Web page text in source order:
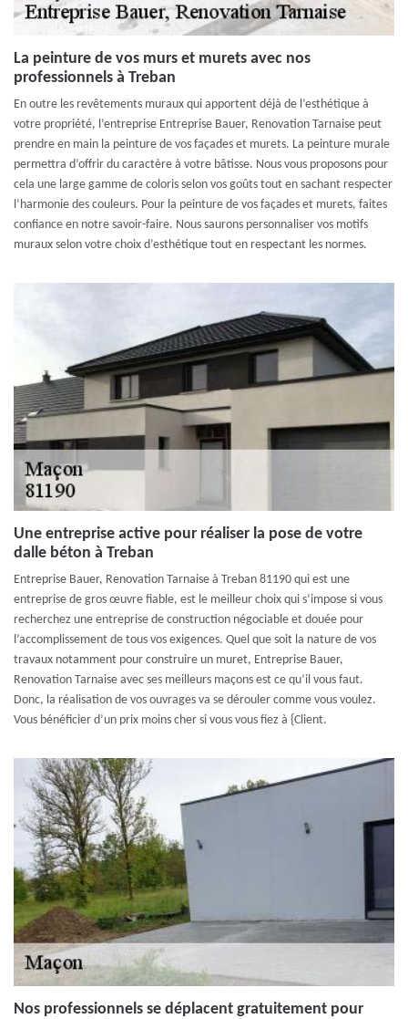
La peinture de vos murs et murets avec nos
professionnels à Treban
En outre les revêtements muraux qui apportent déjà de l’esthétique à
votre propriété, l’entreprise Entreprise Bauer, Renovation Tarnaise peut
prendre en main la peinture de vos façades et murets. La peinture murale
permettra d’offrir du caractère à votre bâtisse. Nous vous proposons pour
cela une large gamme de coloris selon vos goûts tout en sachant respecter
l’harmonie des couleurs. Pour la peinture de vos façades et murets, faites
confiance en notre savoir-faire. Nous saurons personnaliser vos motifs
muraux selon votre choix d’esthétique tout en respectant les normes.
Une entreprise active pour réaliser la pose de votre
dalle béton à Treban
Entreprise Bauer, Renovation Tarnaise à Treban 81190 qui est une
entreprise de gros œuvre fiable, est le meilleur choix qui s’impose si vous
recherchez une entreprise de construction négociable et douée pour
l’accomplissement de tous vos exigences. Quel que soit la nature de vos
travaux notamment pour construire un muret, Entreprise Bauer,
Renovation Tarnaise avec ses meilleurs maçons est ce qu’il vous faut.
Donc, la réalisation de vos ouvrages va se dérouler comme vous voulez.
Vous bénéficier d’un prix moins cher si vous vous fiez à {Client.
Nos professionnels se déplacent gratuitement pour